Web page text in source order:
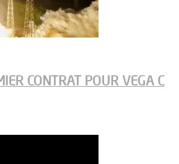
CONTRAT POUR VEGA C